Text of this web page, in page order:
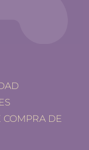
COMPRA DE